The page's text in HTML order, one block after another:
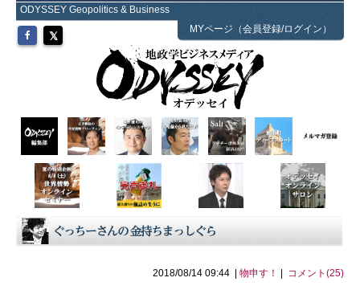
ODYSSEY Geopolitics & Business
MYページ（会員登録/ログイン）
2018/08/14 09:44 | 物申す！ コメント(25)